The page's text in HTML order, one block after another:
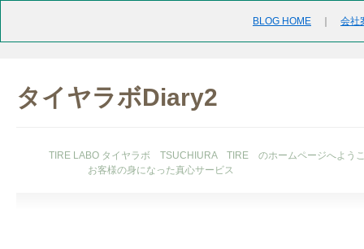
BLOG HOME 会社
タイヤラボDiary2
TIRE LABO タイヤラボ TSUCHIURA TIRE のホームページへよう
お客様の身になった真心サービス